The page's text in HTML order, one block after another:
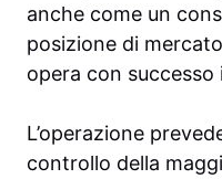
anche come un
posizione di
opera con
L’operazione
controllo della